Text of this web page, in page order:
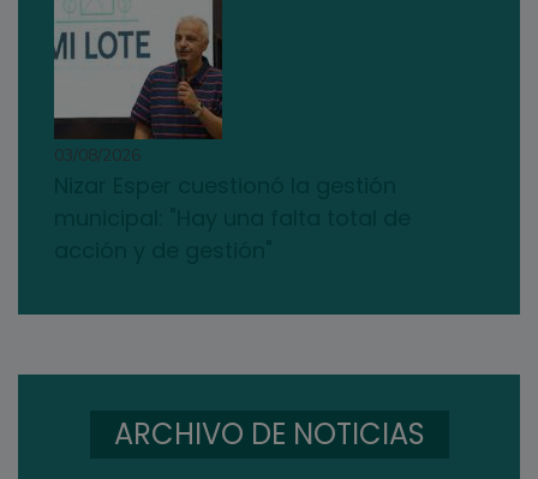
03/08/2026
ARCHIVO DE NOTICIAS